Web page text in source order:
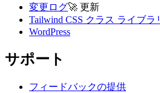
変更ログ🚀 更新
Tailwind CSS クラス ライブラ
WordPress
サポート
フィードバックの提供